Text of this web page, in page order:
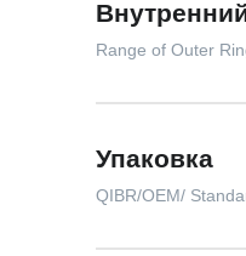
Range of Outer
Упаковка
QIBR/OEM/